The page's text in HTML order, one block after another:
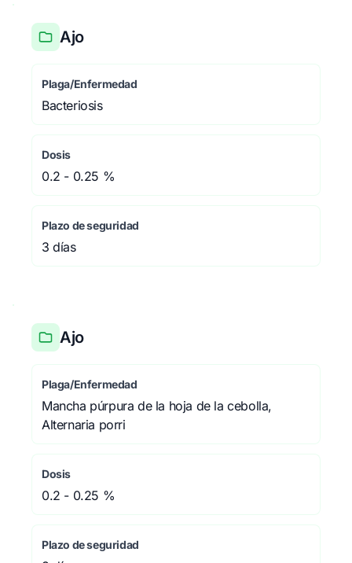
Ajo
Plaga/Enfermedad
Bacteriosis
Dosis
0.2 - 0.25 %
Plazo de seguridad
3 días
Ajo
Plaga/Enfermedad
Mancha púrpura de la hoja de la cebolla,
Alternaria porri
Dosis
0.2 - 0.25 %
Plazo de seguridad